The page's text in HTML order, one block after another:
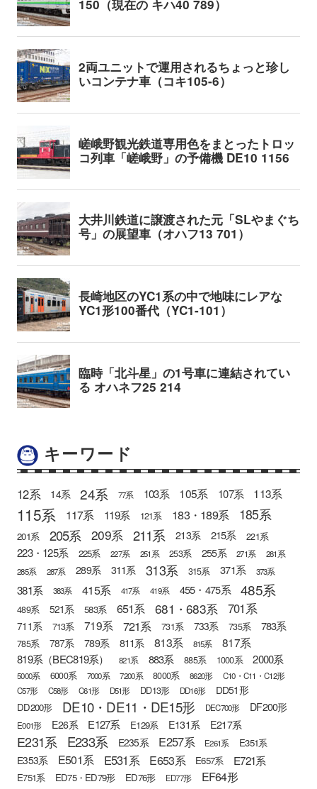
キーワード
12系 14系 24系 77系 103系 105系 107系 113系
115系 117系 119系 121系 183・189系 185系
201系 205系 209系 211系 213系 215系 221系
223・125系 225系 227系 251系 253系 255系 271系
281系
285系
287系 289系 311系 313系 315系 371系 373系
381系 383系 415系 417系 419系 455・475系 485系
489系 521系 583系 651系 681・683系 701系
711系 713系 719系 721系 731系 733系 735系 783系
785系 787系 789系 811系 813系 815系 817系
819系（BEC819系） 821系 883系 885系 1000系 2000系
5000系 6000系 7000系 7200系 8000系 8620形
C10・C11・C12形
C57形
C58形 C61形 D51形 DD13形 DD16形 DD51形
DD200形 DE10・DE11・DE15形 DEC700形 DF200形
E001形 E26系 E127系 E129系 E131系 E217系
E231系 E233系 E235系 E257系 E261系 E351系
E353系 E501系 E531系 E653系 E657系 E721系
E751系 ED75・ED79形 ED76形 ED77形 EF64形